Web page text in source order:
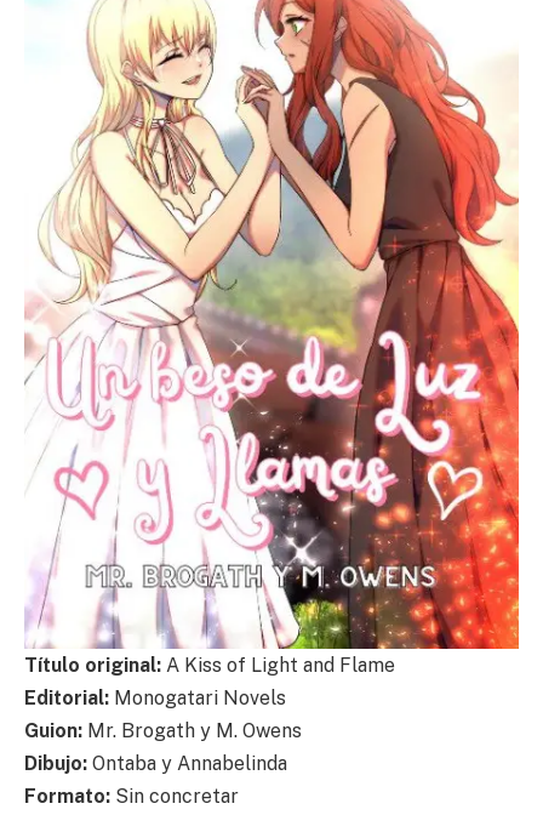
Título original: A Kiss of Light and Flame
Editorial: Monogatari Novels
Guion: Mr. Brogath y M. Owens
Dibujo: Ontaba y Annabelinda
Formato: Sin concretar